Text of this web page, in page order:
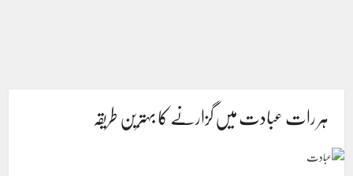
ہر رات عبادت میں گزارنے کا بہترین طریقہ